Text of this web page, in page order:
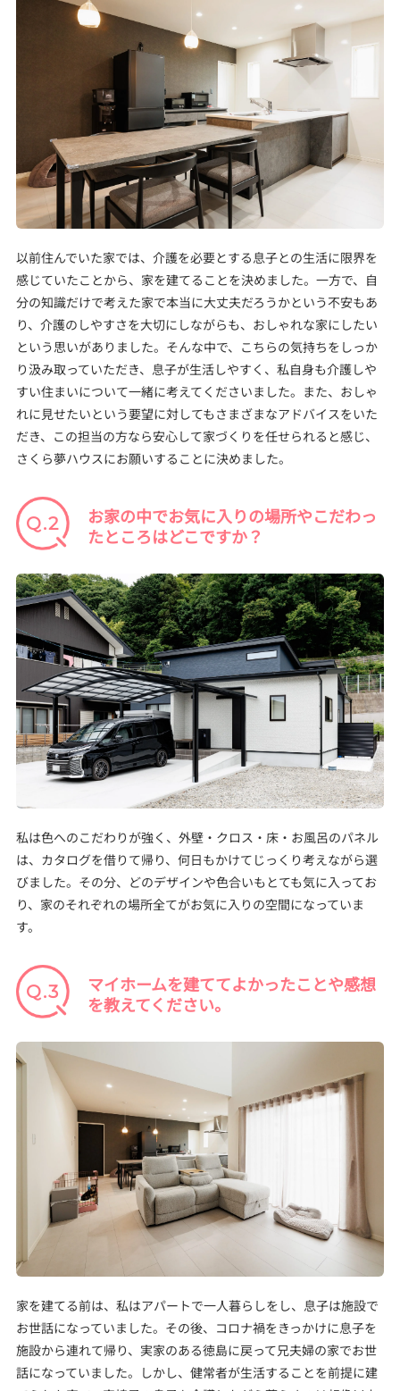
以前住んでいた家では、介護を必要とする息子との生活に限界を
感じていたことから、家を建てることを決めました。一方で、自
分の知識だけで考えた家で本当に大丈夫だろうかという不安もあ
り、介護のしやすさを大切にしながらも、おしゃれな家にしたい
という思いがありました。そんな中で、こちらの気持ちをしっか
り汲み取っていただき、息子が生活しやすく、私自身も介護しや
すい住まいについて一緒に考えてくださいました。また、おしゃ
れに見せたいという要望に対してもさまざまなアドバイスをいた
だき、この担当の方なら安心して家づくりを任せられると感じ、
さくら夢ハウスにお願いすることに決めました。
お家の中でお気に入りの場所やこだわっ
たところはどこですか？
私は色へのこだわりが強く、外壁・クロス・床・お風呂のパネル
は、カタログを借りて帰り、何日もかけてじっくり考えながら選
びました。その分、どのデザインや色合いもとても気に入ってお
り、家のそれぞれの場所全てがお気に入りの空間になっていま
す。
マイホームを建ててよかったことや感想
を教えてください。
家を建てる前は、私はアパートで一人暮らしをし、息子は施設で
お世話になっていました。その後、コロナ禍をきっかけに息子を
施設から連れて帰り、実家のある徳島に戻って兄夫婦の家でお世
話になっていました。しかし、健常者が生活することを前提に建